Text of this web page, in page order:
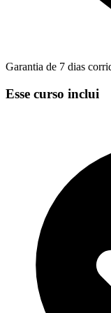
Garantia de 7 dias
Esse curso inclui